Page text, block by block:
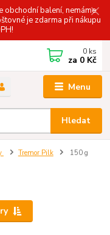
balení, nemáme
je zdarma při nákupu
Menu
Hledat
0 ks
za 0 Kč
Tremor Pilk 150 g